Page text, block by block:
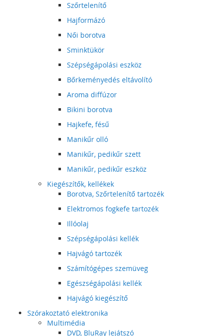
Szőrtelenítő
Hajformázó
Női borotva
Sminktükör
Szépségápolási eszköz
Bőrkeményedés eltávolító
Aroma diffúzor
Bikini borotva
Hajkefe, fésű
Manikűr olló
Manikűr, pedikűr szett
Manikűr, pedikűr eszköz
Kiegészítők, kellékek
Borotva, Szőrtelenítő tartozék
Elektromos fogkefe tartozék
Illóolaj
Szépségápolási kellék
Hajvágó tartozék
Számítógépes szemüveg
Egészségápolási kellék
Hajvágó kiegészítő
Szórakoztató elektronika
Multimédia
DVD, BluRay lejátszó